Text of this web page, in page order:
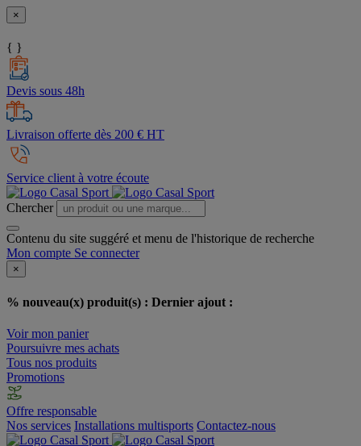
×
{ }
Devis sous 48h
Livraison offerte dès 200 € HT
Service client à votre écoute
Chercher
Contenu du site suggéré et menu de l'historique de recherche
Mon compte Se connecter
×
% nouveau(x) produit(s) : Dernier ajout :
Voir mon panier
Poursuivre mes achats
Tous nos produits
Promotions
Offre responsable
Nos services Installations multisports Contactez-nous